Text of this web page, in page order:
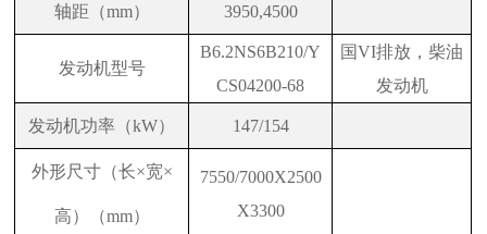
轴距（mm） 3950,4500
发动机型号
B6.2NS6B210/Y
CS04200-68
国VI排放，柴油
发动机
发动机功率（kW） 147/154
外形尺寸（长×宽×
高）（mm）
7550/7000X2500
X3300